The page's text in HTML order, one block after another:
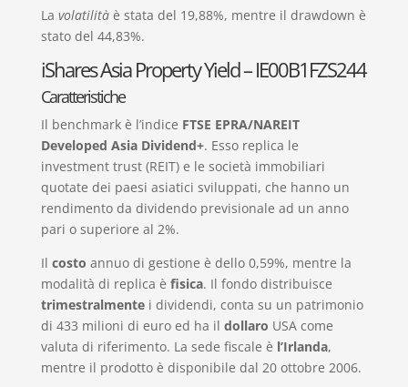
La volatilitàè stata del 19,88%, mentre il drawdown è
stato del 44,83%.
iShares Asia Property Yield – IE00B1FZS244
Caratteristiche
Il benchmark è l’indice FTSE EPRA/NAREIT
Developed Asia Dividend+. Esso replica le
investment trust (REIT) e le società immobiliari
quotate dei paesi asiatici sviluppati, che hanno un
rendimento da dividendo previsionale ad un anno
pari o superiore al 2%.
Il costo annuo di gestione è dello 0,59%, mentre la
modalità di replica è fisica. Il fondo distribuisce
trimestralmentei dividendi, conta su un patrimonio
di 433 milioni di euro ed ha il dollaro USA come
valuta di riferimento. La sede fiscale è l’Irlanda,
mentre il prodotto è disponibile dal 20 ottobre 2006.